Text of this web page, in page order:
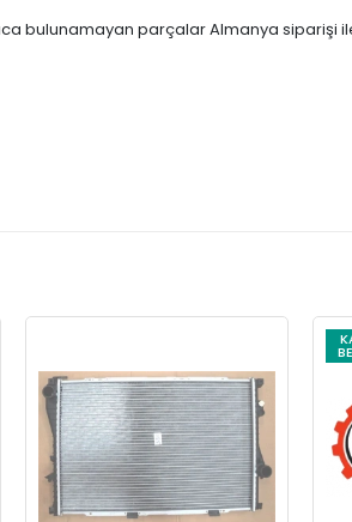
bulunamayan parçalar Almanya siparişi